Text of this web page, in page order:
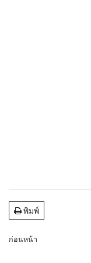
พิมพ์
ก่อนหน้า